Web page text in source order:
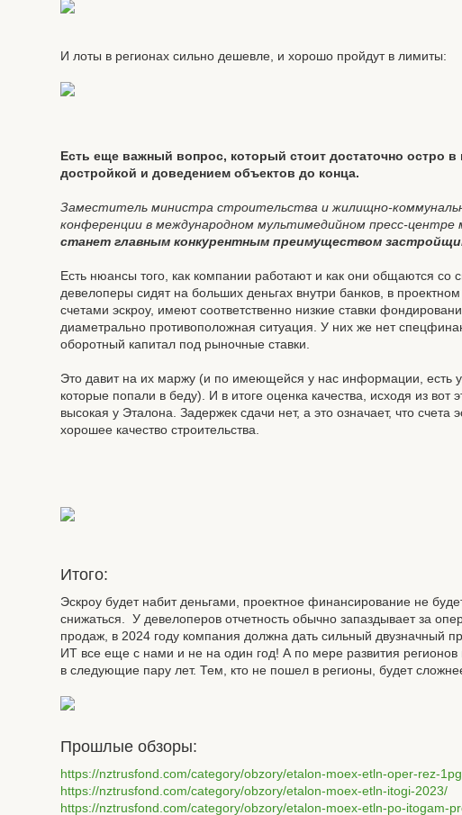
И лоты в регионах сильно дешевле, и хорошо пройдут в лимиты:
Есть еще важный вопрос, который стоит достаточно остро
достройкой и доведением объектов до конца.
Заместитель министра строительства и жилищно-
конференции в международном мультимедийном пресс-центре
станет главным конкурентным преимуществом
Есть нюансы того, как компании работают и как они общаются
девелоперы сидят на больших деньгах внутри банков, в
счетами эскроу, имеют соответственно низкие ставки
диаметрально противоположная ситуация. У них же нет
оборотный капитал под рыночные ставки.
Это давит на их маржу (и по имеющейся у нас информации, есть
которые попали в беду). И в итоге оценка качества, исходя из
высокая у Эталона. Задержек сдачи нет, а это означает, что счета
хорошее качество строительства.
Итого:
Эскроу будет набит деньгами, проектное финансирование не
снижаться. У девелоперов отчетность обычно запаздывает за
продаж, в 2024 году компания должна дать сильный двузначный
ИТ все еще с нами и не на один год! А по мере развития регионов
в следующие пару лет. Тем, кто не пошел в регионы, будет
Прошлые обзоры:
https://nztrusfond.com/category/obzory/etalon-moex-etln-oper-rez-
https://nztrusfond.com/category/obzory/etalon-moex-etln-itogi-2023/
https://nztrusfond.com/category/obzory/etalon-moex-etln-po-itogam-